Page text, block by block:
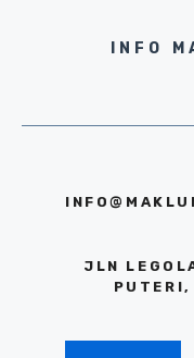
INFO
JLN